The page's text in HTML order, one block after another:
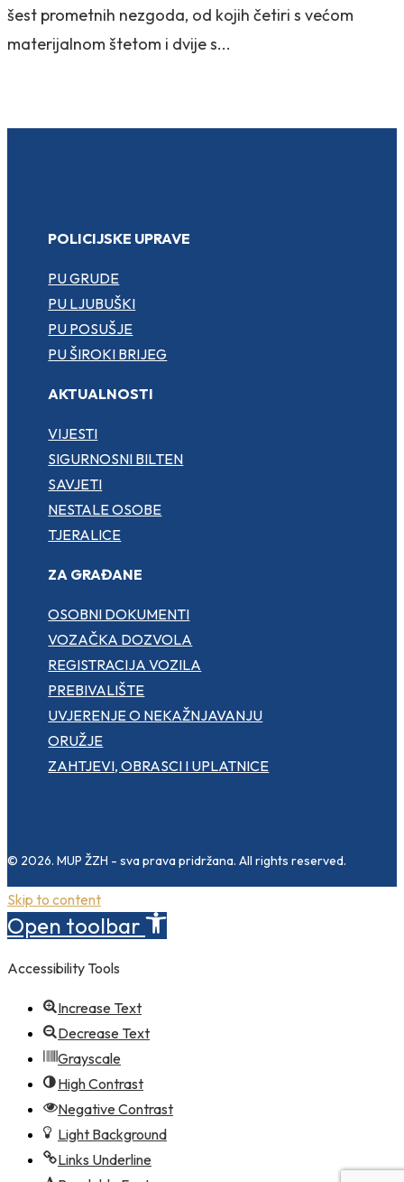
šest prometnih nezgoda, od kojih četiri s većom
materijalnom štetom i dvije s...
POLICIJSKE UPRAVE
PU GRUDE
PU LJUBUŠKI
PU POSUŠJE
PU ŠIROKI BRIJEG
AKTUALNOSTI
VIJESTI
SIGURNOSNI BILTEN
SAVJETI
NESTALE OSOBE
TJERALICE
ZA GRAĐANE
OSOBNI DOKUMENTI
VOZAČKA DOZVOLA
REGISTRACIJA VOZILA
PREBIVALIŠTE
UVJERENJE O NEKAŽNJAVANJU
ORUŽJE
ZAHTJEVI, OBRASCI I UPLATNICE
© 2026. MUP ŽZH - sva prava pridržana. All rights reserved.
Skip to content
Open toolbar
Accessibility Tools
Increase Text
Decrease Text
Grayscale
High Contrast
Negative Contrast
Light Background
Links Underline